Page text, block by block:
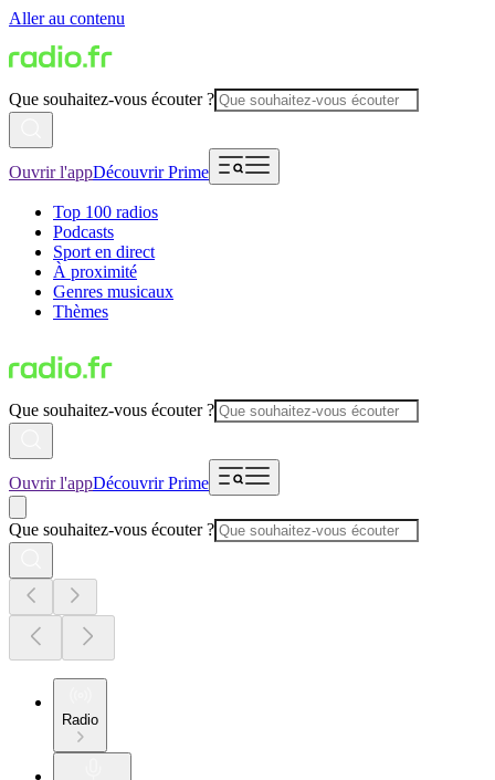
Aller au contenu
Que souhaitez-vous écouter ?
Ouvrir l'appDécouvrir Prime
Top 100 radios
Podcasts
Sport en direct
À proximité
Genres musicaux
Thèmes
Que souhaitez-vous écouter ?
Ouvrir l'appDécouvrir Prime
Que souhaitez-vous écouter ?
Radio